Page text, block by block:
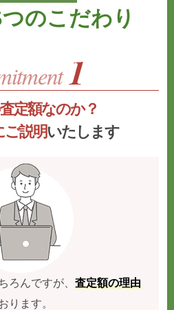
のこだわり
定額なのか？
ご説明いたします
ろんですが、査定額の理由
ります。